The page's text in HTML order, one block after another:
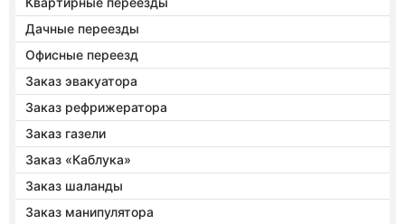
Дачные переезды
Офисные переезд
Заказ эвакуатора
Заказ рефрижератора
Заказ газели
Заказ «Каблука»
Заказ шаланды
Заказ манипулятора